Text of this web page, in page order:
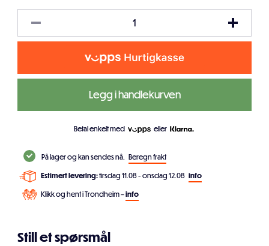
Legg i handlekurven
Betal enkelt med eller
På lager og kan sendes nå. Beregn frakt
Estimert levering:tirsdag 11.08 - onsdag 12.08 info
Klikk og hent i Trondheim –info
Still et spørsmål